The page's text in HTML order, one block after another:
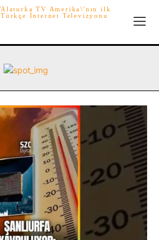
Alaturka TV Amerika\'nın ilk
Türkçe İnternet Televizyonu